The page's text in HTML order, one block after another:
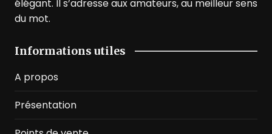
élégant. Il s’adresse aux amateurs, au meilleur sens
du mot.
Informations utiles
A propos
Présentation